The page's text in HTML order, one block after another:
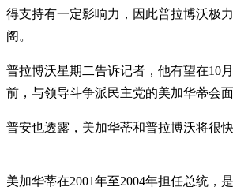
得支持有一定影响力，因此普拉博沃极
阁。
普拉博沃星期二告诉记者，他有望在10
前，与领导斗争派民主党的美加华蒂会面
普安也透露，美加华蒂和普拉博沃将很快
美加华蒂在2001年至2004年担任总统，